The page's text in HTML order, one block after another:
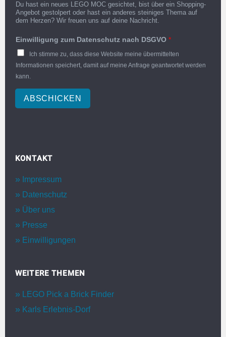
Du hast ein neues LEGO MOC gesichtet, bist über ein Shopping-
Angebot gestolpert oder hast ein anderes steiniges Thema auf
dem Herzen? Wir freuen uns auf deine Nachricht.
Einwilligung zum Datenschutz nach DSGVO *
Ich stimme zu, dass diese Website meine übermittelten
Informationen speichert, damit auf meine Anfrage geantwortet werden
kann.
ABSCHICKEN
KONTAKT
Impressum
Datenschutz
Über uns
Presse
Einwilligungen
WEITERE THEMEN
LEGO Pick a Brick Finder
Karls Erlebnis-Dorf